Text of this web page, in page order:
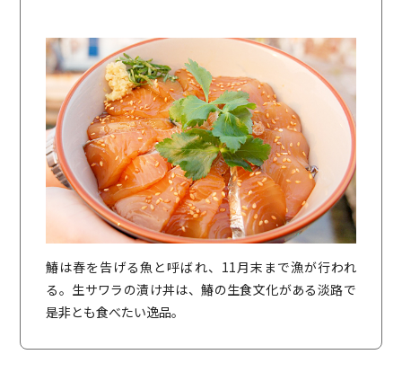
鰆は春を告げる魚と呼ばれ、11月末まで漁が行われ
る。生サワラの漬け丼は、鰆の生食文化がある淡路で
是非とも食べたい逸品。